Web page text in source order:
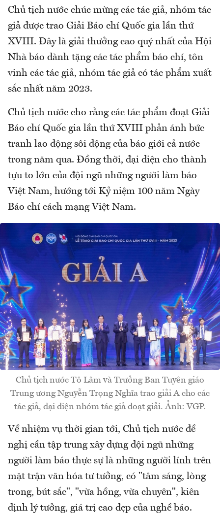
Chủ tịch nước chúc mừng các tác giả, nhóm tác
giả được trao Giải Báo chí Quốc gia lần thứ
XVIII. Đây là giải thưởng cao quý nhất của Hội
Nhà báo dành tặng các tác phẩm báo chí, tôn
vinh các tác giả, nhóm tác giả có tác phẩm xuất
sắc nhất năm 2023.
Chủ tịch nước cho rằng các tác phẩm đoạt Giải
Báo chí Quốc gia lần thứ XVIII phản ánh bức
tranh lao động sôi động của báo giới cả nước
trong năm qua. Đồng thời, đại diện cho thành
tựu to lớn của đội ngũ những người làm báo
Việt Nam, hướng tới Kỷ niệm 100 năm Ngày
Báo chí cách mạng Việt Nam.
Chủ tịch nước Tô Lâm và Trưởng Ban Tuyên giáo
Trung ương Nguyễn Trọng Nghĩa trao giải A cho các
tác giả, đại diện nhóm tác giả đoạt giải. Ảnh: VGP.
Về nhiệm vụ thời gian tới, Chủ tịch nước đề
nghị cần tập trung xây dựng đội ngũ những
người làm báo thực sự là những người lính trên
mặt trận văn hóa tư tưởng, có "tâm sáng, lòng
trong, bút sắc", "vừa hồng, vừa chuyên", kiên
định lý tưởng, giá trị cao đẹp của nghề báo.